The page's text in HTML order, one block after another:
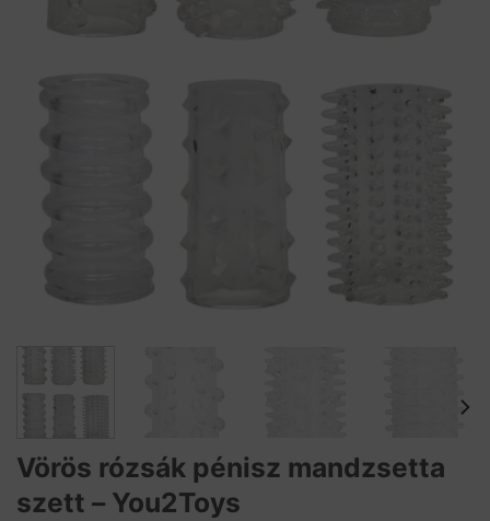
Vörös rózsák pénisz mandzsetta
szett – You2Toys